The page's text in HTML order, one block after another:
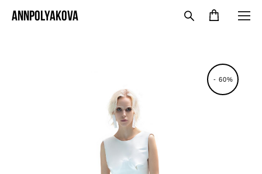
ANNPOLYAKOVA
- 60%